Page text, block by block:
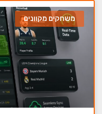
משחקים מקוונים